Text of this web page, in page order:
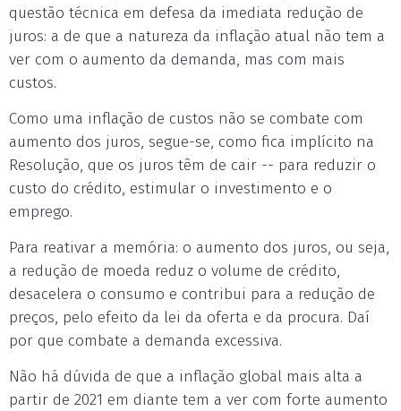
questão técnica em defesa da imediata redução de
juros: a de que a natureza da inflação atual não tem a
ver com o aumento da demanda, mas com mais
custos.
Como uma inflação de custos não se combate com
aumento dos juros, segue-se, como fica implícito na
Resolução, que os juros têm de cair -- para reduzir o
custo do crédito, estimular o investimento e o
emprego.
Para reativar a memória: o aumento dos juros, ou seja,
a redução de moeda reduz o volume de crédito,
desacelera o consumo e contribui para a redução de
preços, pelo efeito da lei da oferta e da procura. Daí
por que combate a demanda excessiva.
Não há dúvida de que a inflação global mais alta a
partir de 2021 em diante tem a ver com forte aumento